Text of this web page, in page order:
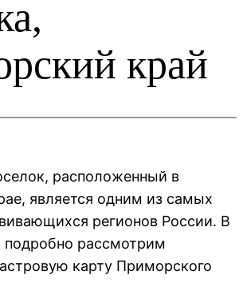
край
расположенный в
является одним из самых
регионов России. В
подробно рассмотрим
карту Приморского